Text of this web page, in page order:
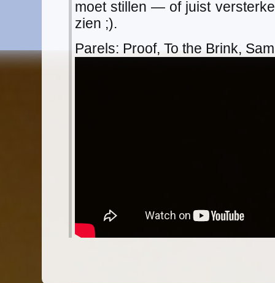
moet stillen — of juist
zien ;).
Parels: Proof, To the Brink,